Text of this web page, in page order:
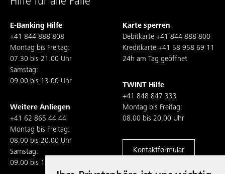
E-Banking Hilfe
+41 844 888 808
Montag bis Freitag:
07.30 bis 21.00 Uhr
Samstag:
09.00 bis 13.00 Uhr
Weitere Anliegen
+41 62 865 44 44
Montag bis Freitag:
08.00 bis 20.00 Uhr
Samstag:
09.00 bis 13.00 Uhr
Karte sperren
Debitkarte +41 844 888 800
Kreditkarte +41 58 958 69 11
24h am Tag geöffnet
TWINT Hilfe
+41 848 847 333
Montag bis Freitag:
08.00 bis 20.00 Uhr
Kontaktformular